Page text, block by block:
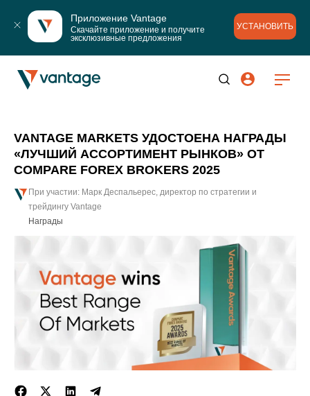
Приложение Vantage
Скачайте приложение и получите
эксклюзивные предложения
УСТАНОВИТЬ
VANTAGE MARKETS УДОСТОЕНА НАГРАДЫ
«ЛУЧШИЙ АССОРТИМЕНТ РЫНКОВ» ОТ
COMPARE FOREX BROKERS 2025
При участии: Марк Деспальерес, директор по стратегии и
трейдингу Vantage
Награды